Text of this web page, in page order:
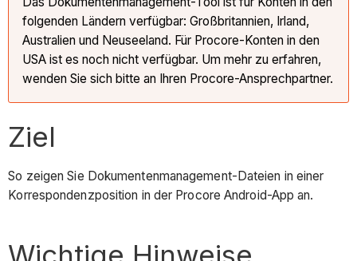
folgenden Ländern verfügbar: Großbritannien, Irland,
Australien und Neuseeland. Für Procore-Konten in den
USA ist es noch nicht verfügbar. Um mehr zu erfahren,
wenden Sie sich bitte an Ihren Procore-Ansprechpartner.
Ziel
So zeigen Sie Dokumentenmanagement-Dateien in einer
Korrespondenzposition in der Procore Android-App an.